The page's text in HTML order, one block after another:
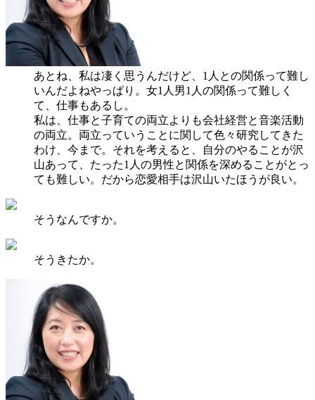
あとね、私は凄く思うんだけど、1人との関係って難し
いんだよねやっぱり。女1人男1人の関係って難しく
て、仕事もあるし。
私は、仕事と子育ての両立よりも会社経営と音楽活動
の両立。両立っていうことに関して色々研究してきた
わけ、今まで。それを考えると、自分のやることが沢
山あって、たった1人の男性と関係を深めることがとっ
ても難しい。だから恋愛相手は沢山いたほうが良い。
そうなんですか。
そうきたか。